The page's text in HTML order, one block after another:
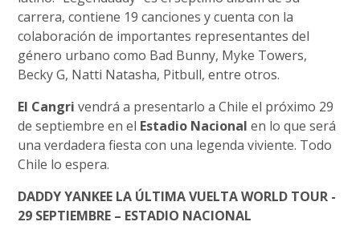
carrera, contiene 19 canciones y cuenta con la
colaboración de importantes representantes del
género urbano como Bad Bunny, Myke Towers,
Becky G, Natti Natasha, Pitbull, entre otros.
El Cangri vendrá a presentarlo a Chile el próximo 29
de septiembre en el Estadio Nacional en lo que será
una verdadera fiesta con una legenda viviente. Todo
Chile lo espera.
DADDY YANKEE LA ÚLTIMA VUELTA WORLD TOUR -
29 SEPTIEMBRE – ESTADIO NACIONAL